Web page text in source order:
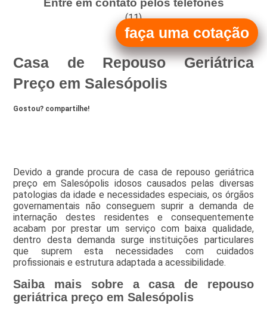
Entre em contato pelos telefones
(11)
(11)
Casa de Repouso Geriátrica
Preço em Salesópolis
Gostou? compartilhe!
Devido a grande procura de casa de repouso geriátrica
preço em Salesópolis idosos causados pelas diversas
patologias da idade e necessidades especiais, os órgãos
governamentais não conseguem suprir a demanda de
internação destes residentes e consequentemente
acabam por prestar um serviço com baixa qualidade,
dentro desta demanda surge instituições particulares
que suprem esta necessidades com cuidados
profissionais e estrutura adaptada a acessibilidade.
Saiba mais sobre a casa de repouso
geriátrica preço em Salesópolis
faça uma cotação